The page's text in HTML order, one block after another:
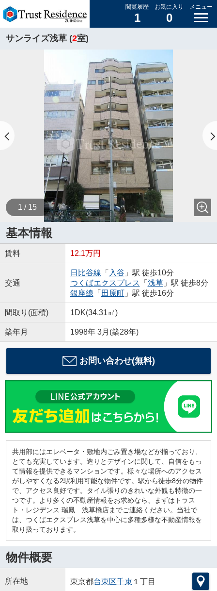
閲覧履歴
1
お気に入り
0
メニュー
サンライズ浅草 (2室)
1 / 15
基本情報
賃料 12.1万円
交通
日比谷線 「 入谷 」駅 徒歩10分
つくばエクスプレス 「 浅草」駅 徒歩8分
銀座線 「 田原町」駅 徒歩16分
間取り(面積) 1DK(34.31㎡)
築年月 1998年 3月(築28年)
お問い合わせ(無料)
共用部にはエレベータ・敷地内ごみ置き場などが揃っており、
とても充実しています。造りとデザインに関して、自信をもっ
て情報を提供できるマンションです。様々な場所へのアクセス
がしやすくなる2駅利用可能な物件です。駅から徒歩8分の物件
で、アクセス良好です。タイル張りのきれいな外観も特徴の一
つです。より多くの不動産情報をお求めなら、まずはトラス
ト・レジデンス 瑞鳳 浅草橋店までご連絡ください。当社で
は、つくばエクスプレス浅草を中心に多種多様な不動産情報を
取り扱っております。
物件概要
所在地 東京都台東区千束 １丁目